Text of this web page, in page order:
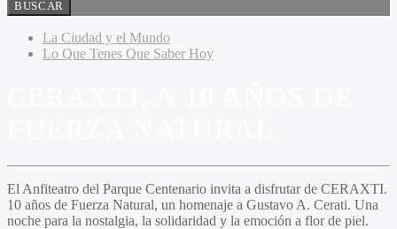
La Ciudad y el Mundo
Lo Que Tenes Que Saber Hoy
El Anfiteatro del Parque Centenario invita a disfrutar de CERAXTI.
10 años de Fuerza Natural, un homenaje a Gustavo A. Cerati. Una
noche para la nostalgia, la solidaridad y la emoción a flor de piel.